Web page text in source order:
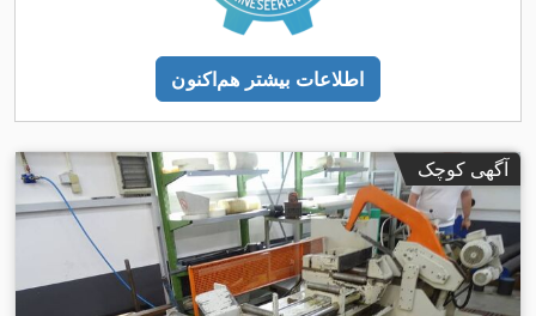
اطلاعات بیشتر هم‌اکنون
آگهی کوچک